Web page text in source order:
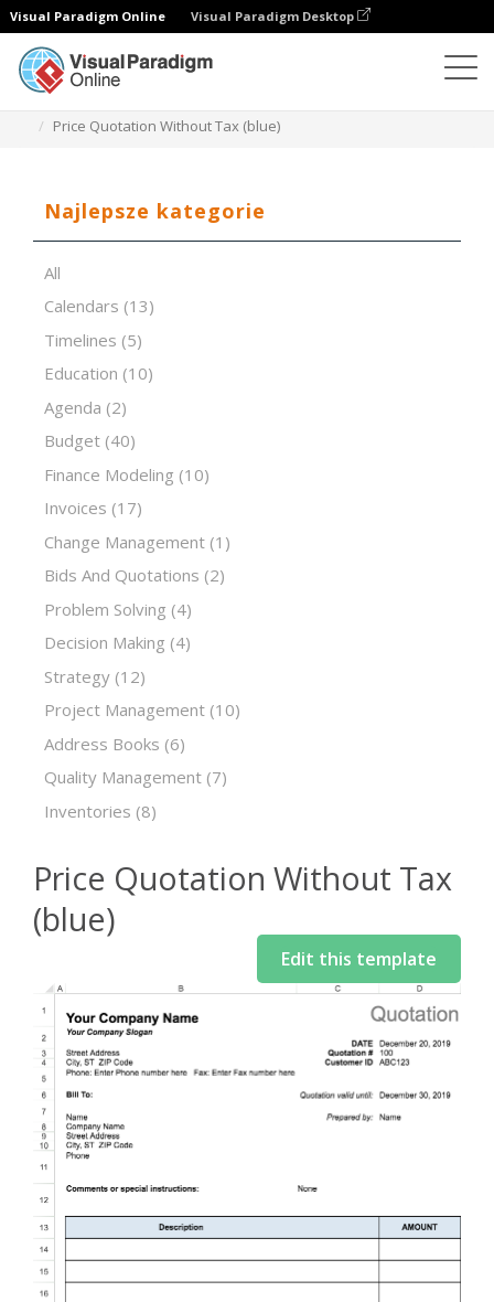
Visual Paradigm Online Visual Paradigm Desktop
Price Quotation Without Tax (blue)
Najlepsze kategorie
All
Calendars (13)
Timelines (5)
Education (10)
Agenda (2)
Budget (40)
Finance Modeling (10)
Invoices (17)
Change Management (1)
Bids And Quotations (2)
Problem Solving (4)
Decision Making (4)
Strategy (12)
Project Management (10)
Address Books (6)
Quality Management (7)
Inventories (8)
Price Quotation Without Tax
(blue)
Edit this template